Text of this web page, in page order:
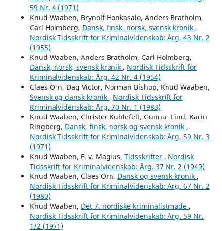
59 Nr. 4 (1971)
Knud Waaben, Brynolf Honkasalo, Anders Bratholm,
Carl Holmberg, Dansk, finsk, norsk, svensk kronik ,
Nordisk Tidsskrift for Kriminalvidenskab: Årg. 43 Nr. 2
(1955)
Knud Waaben, Anders Bratholm, Carl Holmberg,
Dansk, norsk, svensk kronik , Nordisk Tidsskrift for
Kriminalvidenskab: Årg. 42 Nr. 4 (1954)
Claes Örn, Dag Victor, Norman Bishop, Knud Waaben,
Svensk og dansk kronik , Nordisk Tidsskrift for
Kriminalvidenskab: Årg. 70 Nr. 1 (1983)
Knud Waaben, Christer Kuhlefelt, Gunnar Lind, Karin
Ringberg, Dansk, finsk, norsk og svensk kronik ,
Nordisk Tidsskrift for Kriminalvidenskab: Årg. 59 Nr. 3
(1971)
Knud Waaben, F. v. Magius, Tidsskrifter , Nordisk
Tidsskrift for Kriminalvidenskab: Årg. 37 Nr. 2 (1949)
Knud Waaben, Claes Örn, Dansk og svensk kronik ,
Nordisk Tidsskrift for Kriminalvidenskab: Årg. 67 Nr. 2
(1980)
Knud Waaben, Det 7. nordiske kriminalistmøde ,
Nordisk Tidsskrift for Kriminalvidenskab: Årg. 59 Nr.
1/2 (1971)